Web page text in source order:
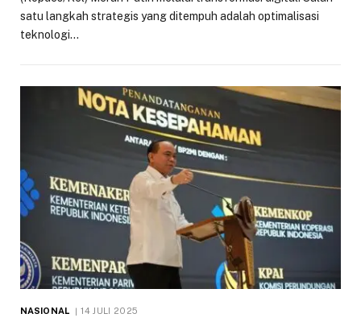
satu langkah strategis yang ditempuh adalah optimalisasi
teknologi…
NASIONAL 14 JULI 2025